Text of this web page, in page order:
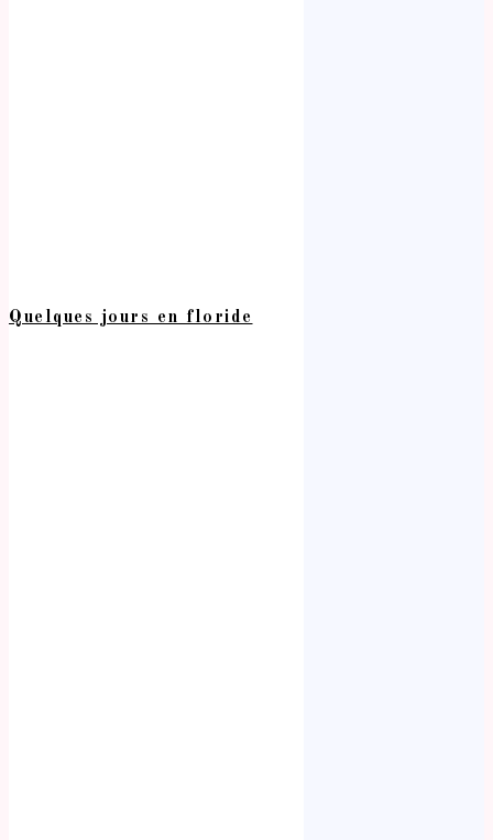
Quelques jours en floride